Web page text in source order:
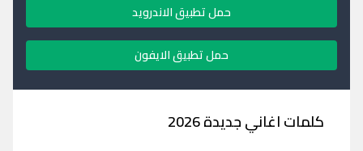
حمل تطبيق الاندرويد
حمل تطبيق الايفون
كلمات اغاني جديدة 2026